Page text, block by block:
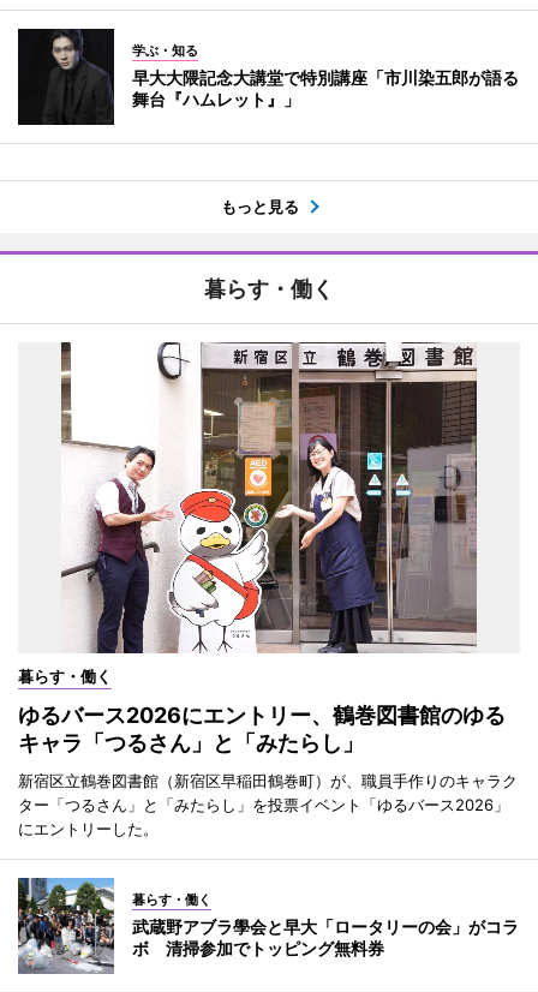
学ぶ・知る
早大大隈記念大講堂で特別講座「市川染五郎が語る
舞台『ハムレット』」
もっと見る
暮らす・働く
暮らす・働く
ゆるバース2026にエントリー、鶴巻図書館のゆる
キャラ「つるさん」と「みたらし」
新宿区立鶴巻図書館（新宿区早稲田鶴巻町）が、職員手作りのキャラク
ター「つるさん」と「みたらし」を投票イベント「ゆるバース2026」
にエントリーした。
暮らす・働く
武蔵野アブラ學会と早大「ロータリーの会」がコラ
ボ 清掃参加でトッピング無料券